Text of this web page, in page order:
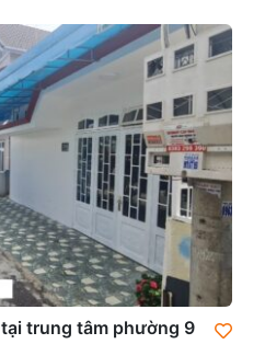
trung tâm phường 9